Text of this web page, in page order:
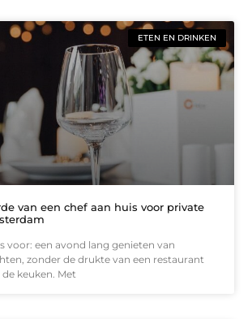
ETEN EN DRINKEN
van een chef aan huis voor private
voor: een avond lang genieten van
zonder de drukte van een restaurant
keuken. Met